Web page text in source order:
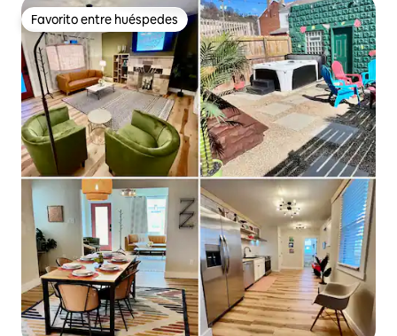
Favorito entre huéspedes
Favorito entre huéspedes